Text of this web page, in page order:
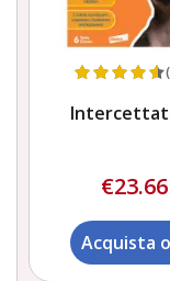
€23.66
Acquista